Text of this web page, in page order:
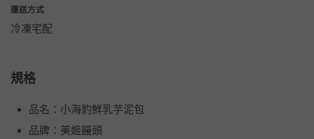
運送方式
冷凍宅配
規格
品名：小海豹鮮乳芋泥包
品牌：美姬饅頭